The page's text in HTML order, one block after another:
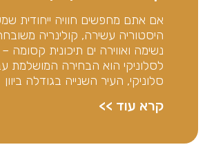
אם אתם מחפשים חוויה ייחודית
היסטוריה עשירה, קולינריה
נשימה ואווירה ים תיכונית קסומה –
לסלוניקי הוא הבחירה המושלמת
סלוניקי, העיר השנייה בגודלה ביוון
קרא עוד >>